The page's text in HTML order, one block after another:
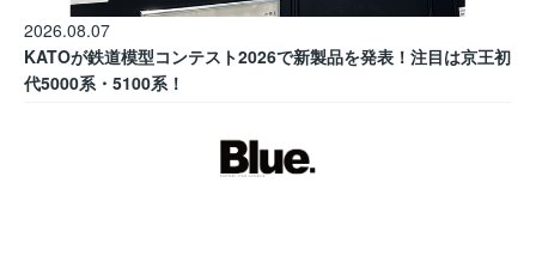
2026.08.07
KATOが鉄道模型コンテスト2026で新製品を発表！注目は京王初
代5000系・5100系！